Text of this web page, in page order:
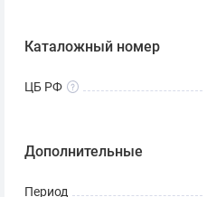
Каталожный номер
ЦБ РФ
Дополнительные
Период